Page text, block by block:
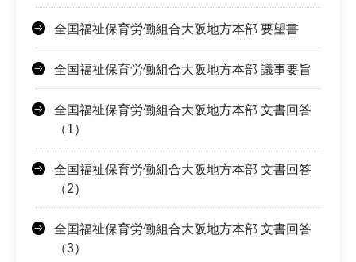
全国福祉保育労働組合大阪地方本部 要望書
全国福祉保育労働組合大阪地方本部 議事要旨
全国福祉保育労働組合大阪地方本部 文書回答
（1）
全国福祉保育労働組合大阪地方本部 文書回答
（2）
全国福祉保育労働組合大阪地方本部 文書回答
（3）